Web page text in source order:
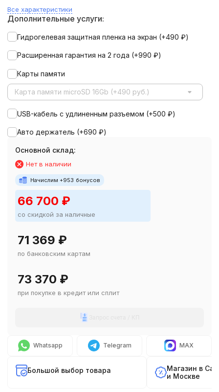
Все характеристики
Дополнительные услуги:
Гидрогелевая защитная пленка на экран (+490 ₽)
Расширенная гарантия на 2 года (+990 ₽)
Карты памяти
Карта памяти microSD 16Gb (+490 руб.)
USB-кабель с удлиненным разъемом (+500 ₽)
Авто держатель (+690 ₽)
Основной склад:
Нет в наличии
Начислим +953 бонусов
66 700 ₽
со скидкой за наличные
71 369 ₽
по банковским картам
73 370 ₽
при покупке в кредит или сплит
Whatsapp Telegram MAX
Большой выбор товара
Магазин в
и Москве